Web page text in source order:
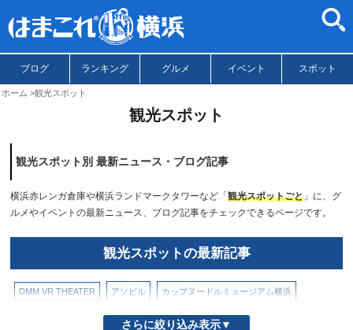
ブログ ランキング グルメ イベント スポット
ホーム 観光スポット
観光スポット
観光スポット別 最新ニュース・ブログ記事
横浜赤レンガ倉庫や横浜ランドマークタワーなど「観光スポットごと 」に、グ
ルメやイベントの最新ニュース、ブログ記事をチェックできるページです。
観光スポットの最新記事
DMM VR THEATER アソビル カップヌードルミュージアム横浜
コニカミノルタプラネタリアYOKOHAMA パシフィコ横浜
さらに絞り込み表示▼